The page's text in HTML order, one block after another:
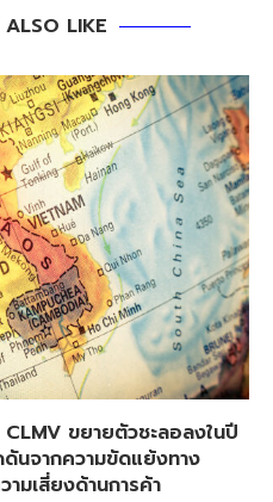
LIKE
ขยายตัวชะลอลงในปี
นจากความขัดแย้งทาง
มเสี่ยงด้านการค้า